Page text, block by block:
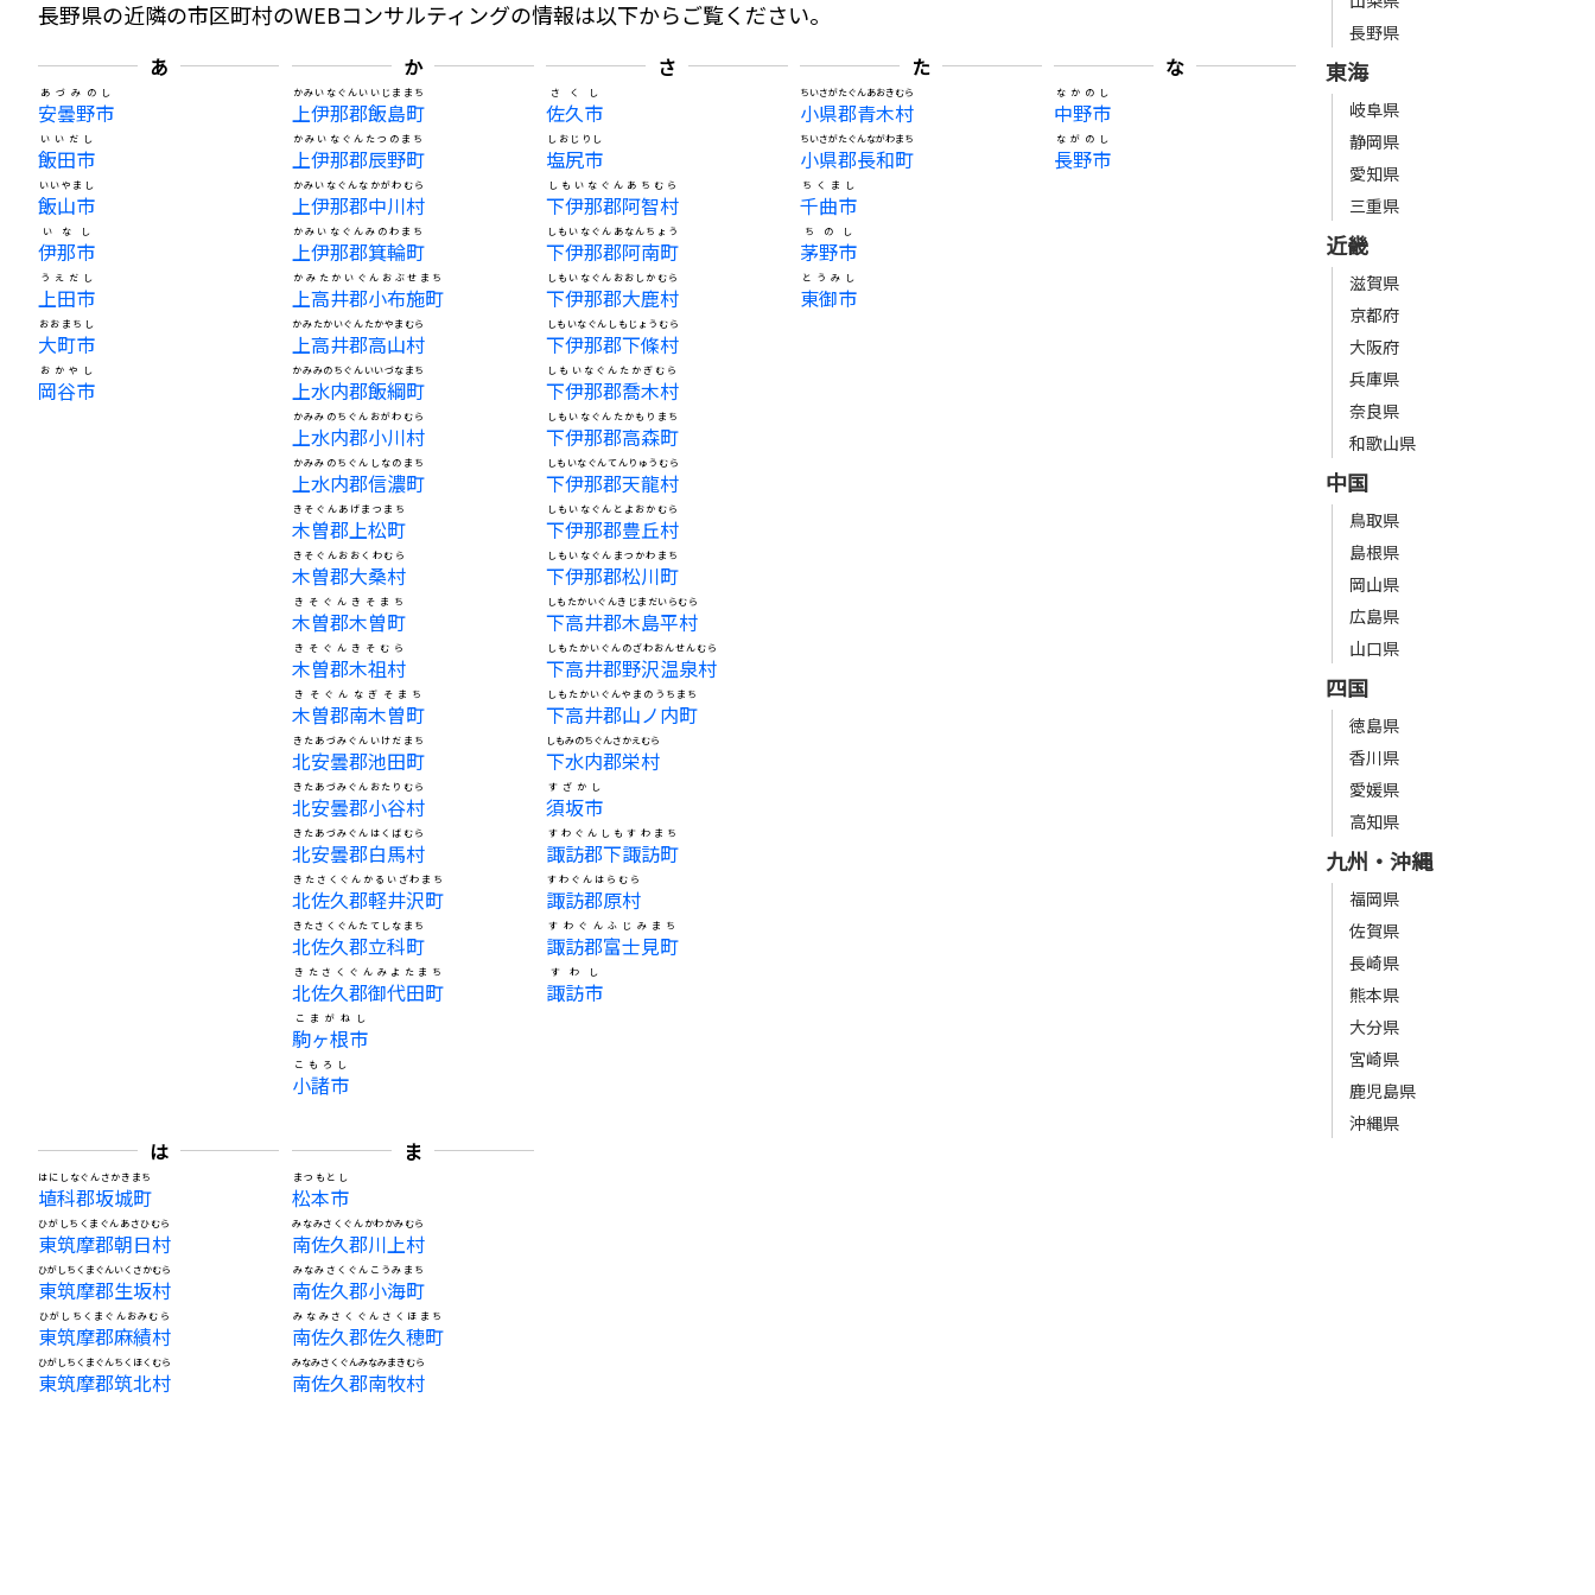
長野県の近隣の市区町村のWEBコンサルティングの情報は以下からご覧ください。
あ
安曇野市
あづみのし
飯田市
いいだし
飯山市
いいやまし
伊那市
いなし
上田市
うえだし
大町市
おおまちし
岡谷市
おかやし
か
上伊那郡飯島町
かみいなぐんいいじままち
上伊那郡辰野町
かみいなぐんたつのまち
上伊那郡中川村
かみいなぐんなかがわむら
上伊那郡箕輪町
かみいなぐんみのわまち
上高井郡小布施町
かみたかいぐんおぶせまち
上高井郡高山村
かみたかいぐんたかやまむら
上水内郡飯綱町
かみみのちぐんいいづなまち
上水内郡小川村
かみみのちぐんおがわむら
上水内郡信濃町
かみみのちぐんしなのまち
木曽郡上松町
きそぐんあげまつまち
木曽郡大桑村
きそぐんおおくわむら
木曽郡木曽町
きそぐんきそまち
木曽郡木祖村
きそぐんきそむら
木曽郡南木曽町
きそぐんなぎそまち
北安曇郡池田町
きたあづみぐんいけだまち
北安曇郡小谷村
きたあづみぐんおたりむら
北安曇郡白馬村
きたあづみぐんはくばむら
北佐久郡軽井沢町
きたさくぐんかるいざわまち
北佐久郡立科町
きたさくぐんたてしなまち
北佐久郡御代田町
きたさくぐんみよたまち
駒ヶ根市
こまがねし
小諸市
こもろし
さ
佐久市
さくし
塩尻市
しおじりし
下伊那郡阿智村
しもいなぐんあちむら
下伊那郡阿南町
しもいなぐんあなんちょう
下伊那郡大鹿村
しもいなぐんおおしかむら
下伊那郡下條村
しもいなぐんしもじょうむら
下伊那郡喬木村
しもいなぐんたかぎむら
下伊那郡高森町
しもいなぐんたかもりまち
下伊那郡天龍村
しもいなぐんてんりゅうむら
下伊那郡豊丘村
しもいなぐんとよおかむら
下伊那郡松川町
しもいなぐんまつかわまち
下高井郡木島平村
しもたかいぐんきじまだいらむら
下高井郡野沢温泉村
しもたかいぐんのざわおんせんむら
下高井郡山ノ内町
しもたかいぐんやまのうちまち
下水内郡栄村
しもみのちぐんさかえむら
須坂市
すざかし
諏訪郡下諏訪町
すわぐんしもすわまち
諏訪郡原村
すわぐんはらむら
諏訪郡富士見町
すわぐんふじみまち
諏訪市
すわし
た
小県郡青木村
ちいさがたぐんあおきむら
小県郡長和町
ちいさがたぐんながわまち
千曲市
ちくまし
茅野市
ちのし
東御市
とうみし
な
中野市
なかのし
長野市
ながのし
は
埴科郡坂城町
はにしなぐんさかきまち
東筑摩郡朝日村
ひがしちくまぐんあさひむら
東筑摩郡生坂村
ひがしちくまぐんいくさかむら
東筑摩郡麻績村
ひがしちくまぐんおみむら
東筑摩郡筑北村
ひがしちくまぐんちくほくむら
ま
松本市
まつもとし
南佐久郡川上村
みなみさくぐんかわかみむら
南佐久郡小海町
みなみさくぐんこうみまち
南佐久郡佐久穂町
みなみさくぐんさくほまち
南佐久郡南牧村
みなみさくぐんみなみまきむら
長野県
東海
岐阜県
静岡県
愛知県
三重県
近畿
滋賀県
京都府
大阪府
兵庫県
奈良県
和歌山県
中国
鳥取県
島根県
岡山県
広島県
山口県
四国
徳島県
香川県
愛媛県
高知県
九州・沖縄
福岡県
佐賀県
長崎県
熊本県
大分県
宮崎県
鹿児島県
沖縄県